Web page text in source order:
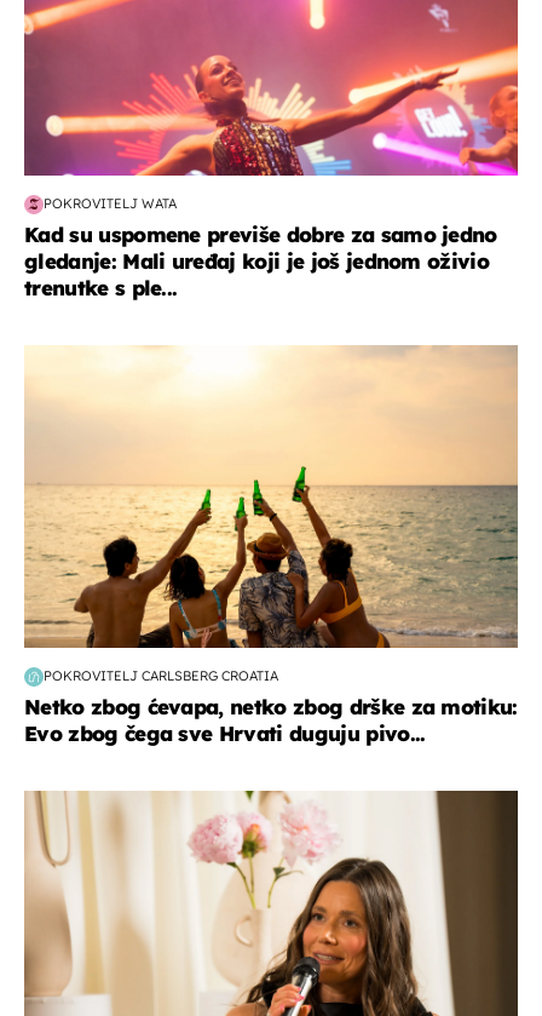
POKROVITELJ WATA
Kad su uspomene previše dobre za samo jedno
gledanje: Mali uređaj koji je još jednom oživio
trenutke s ple...
POKROVITELJ CARLSBERG CROATIA
Netko zbog ćevapa, netko zbog drške za motiku:
Evo zbog čega sve Hrvati duguju pivo...
moda & ljepota